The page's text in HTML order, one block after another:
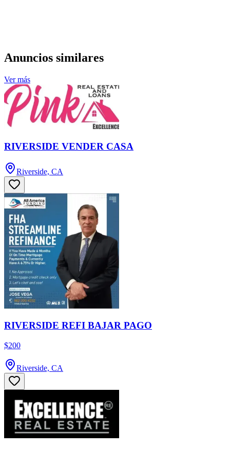
Anuncios similares
Ver más
RIVERSIDE VENDER CASA
Riverside, CA
RIVERSIDE REFI BAJAR PAGO
$200
Riverside, CA